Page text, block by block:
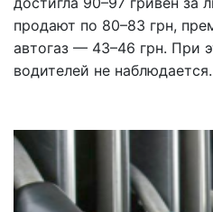
продают по 80–83 грн,
автогаз — 43–46 грн. При
водителей не наблюдается.